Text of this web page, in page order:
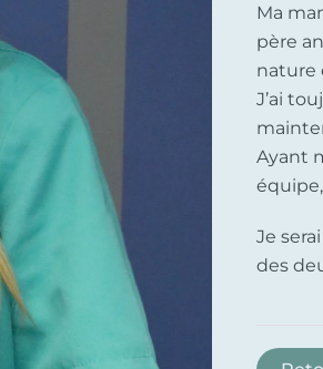
Ma
père
nature
J’ai
Ayant
Je
des